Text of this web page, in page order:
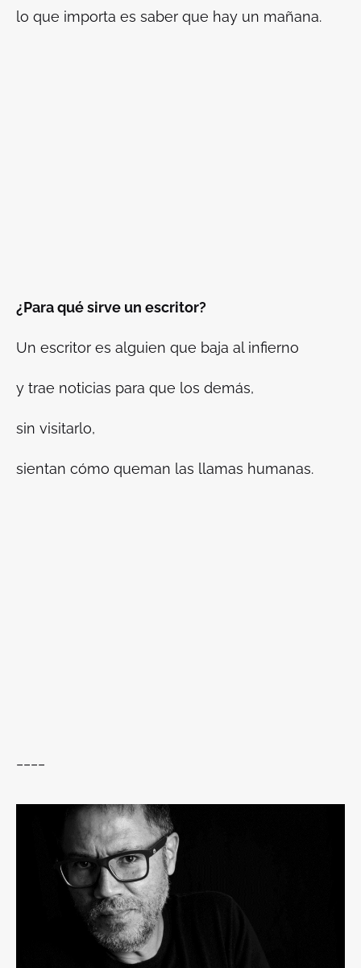
lo que importa es saber que hay un mañana.
¿Para qué sirve un escritor?
Un escritor es alguien que baja al infierno
y trae noticias para que los demás,
sin visitarlo,
sientan cómo queman las llamas humanas.